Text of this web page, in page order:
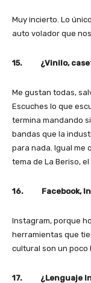
Muy incierto. Lo
auto volador que
15. ¿Vinilo,
Me gustan todas,
Escuches lo que
termina mandando
bandas que la
para nada. Igual me
tema de La Beriso,
16. Facebook,
Instagram, porque
herramientas que
cultural son un poco
17. ¿Lenguaje